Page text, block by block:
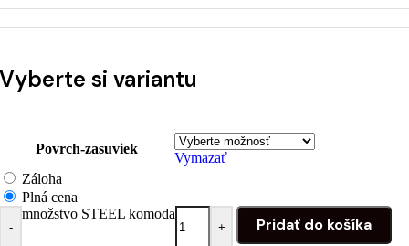
Vyberte si variantu
Povrch-zasuviek
Vymazať
Záloha
Plná cena
-
množstvo STEEL komoda
+ Pridať do košíka